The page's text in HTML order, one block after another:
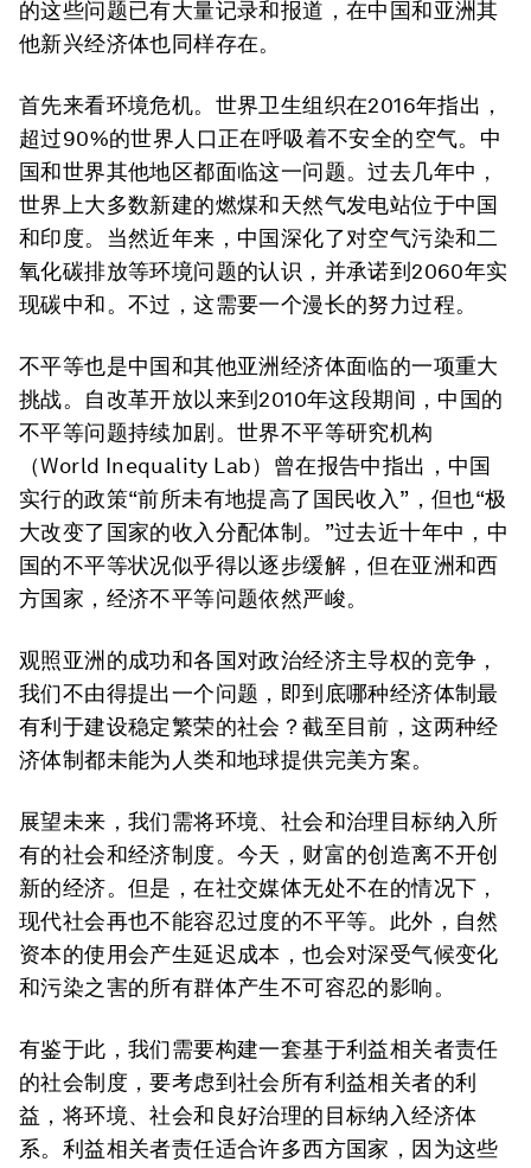
的这些问题已有大量记录和报道，在中国和亚洲其
他新兴经济体也同样存在。
首先来看环境危机。世界卫生组织在2016年指出，
超过90%的世界人口正在呼吸着不安全的空气。中
国和世界其他地区都面临这一问题。过去几年中，
世界上大多数新建的燃煤和天然气发电站位于中国
和印度。当然近年来，中国深化了对空气污染和二
氧化碳排放等环境问题的认识，并承诺到2060年实
现碳中和。不过，这需要一个漫长的努力过程。
不平等也是中国和其他亚洲经济体面临的一项重大
挑战。自改革开放以来到2010年这段期间，中国的
不平等问题持续加剧。世界不平等研究机构
（World Inequality Lab）曾在报告中指出，中国
实行的政策“前所未有地提高了国民收入”，但也“极
大改变了国家的收入分配体制。”过去近十年中，中
国的不平等状况似乎得以逐步缓解，但在亚洲和西
方国家，经济不平等问题依然严峻。
观照亚洲的成功和各国对政治经济主导权的竞争，
我们不由得提出一个问题，即到底哪种经济体制最
有利于建设稳定繁荣的社会？截至目前，这两种经
济体制都未能为人类和地球提供完美方案。
展望未来，我们需将环境、社会和治理目标纳入所
有的社会和经济制度。今天，财富的创造离不开创
新的经济。但是，在社交媒体无处不在的情况下，
现代社会再也不能容忍过度的不平等。此外，自然
资本的使用会产生延迟成本，也会对深受气候变化
和污染之害的所有群体产生不可容忍的影响。
有鉴于此，我们需要构建一套基于利益相关者责任
的社会制度，要考虑到社会所有利益相关者的利
益，将环境、社会和良好治理的目标纳入经济体
系。利益相关者责任适合许多西方国家，因为这些